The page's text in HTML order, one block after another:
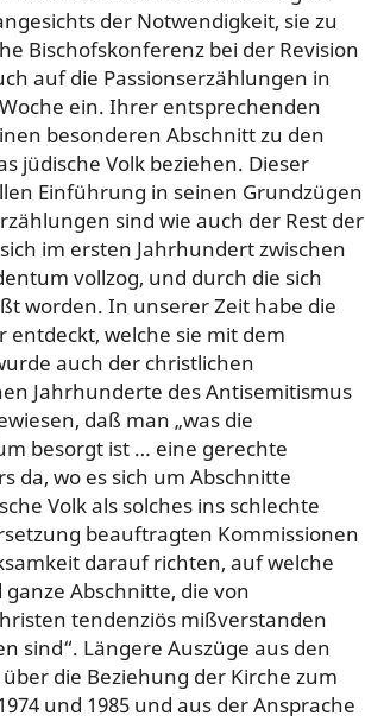
der Notwendigkeit, sie zu
Bischofskonferenz bei der Revision
auf die Passionserzählungen in
ein. Ihrer entsprechenden
besonderen Abschnitt zu den
jüdische Volk beziehen. Dieser
Einführung in seinen Grundzügen
sind wie auch der Rest der
im ersten Jahrhundert zwischen
vollzog, und durch die sich
worden. In unserer Zeit habe die
entdeckt, welche sie mit dem
auch der christlichen
Jahrhunderte des Antisemitismus
daß man „was die
besorgt ist … eine gerechte
da, wo es sich um Abschnitte
Volk als solches ins schlechte
beauftragten Kommissionen
darauf richten, auf welche
Abschnitte, die von
tendenziös mißverstanden
sind“. Längere Auszüge aus den
die Beziehung der Kirche zum
und 1985 und aus der Ansprache